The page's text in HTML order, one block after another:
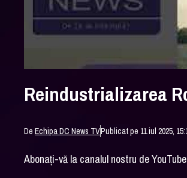
Reindustrializarea
DeEchipa DC News TVPublicat pe 11 iul 2025,
Abonați-vă la canalul nostru de YouTube